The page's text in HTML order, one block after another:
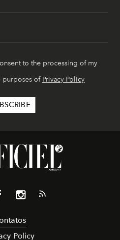
to the processing of my
purposes of Privacy Policy
Policy